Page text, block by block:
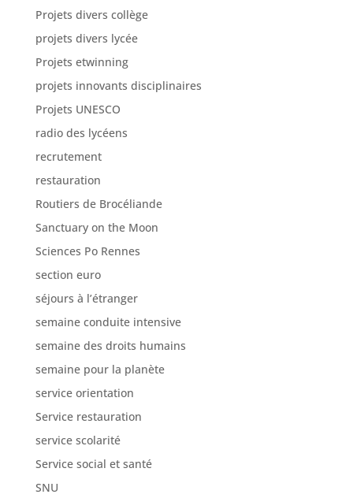
Projets divers collège
projets divers lycée
Projets etwinning
projets innovants disciplinaires
Projets UNESCO
radio des lycéens
recrutement
restauration
Routiers de Brocéliande
Sanctuary on the Moon
Sciences Po Rennes
section euro
séjours à l’étranger
semaine conduite intensive
semaine des droits humains
semaine pour la planète
service orientation
Service restauration
service scolarité
Service social et santé
SNU